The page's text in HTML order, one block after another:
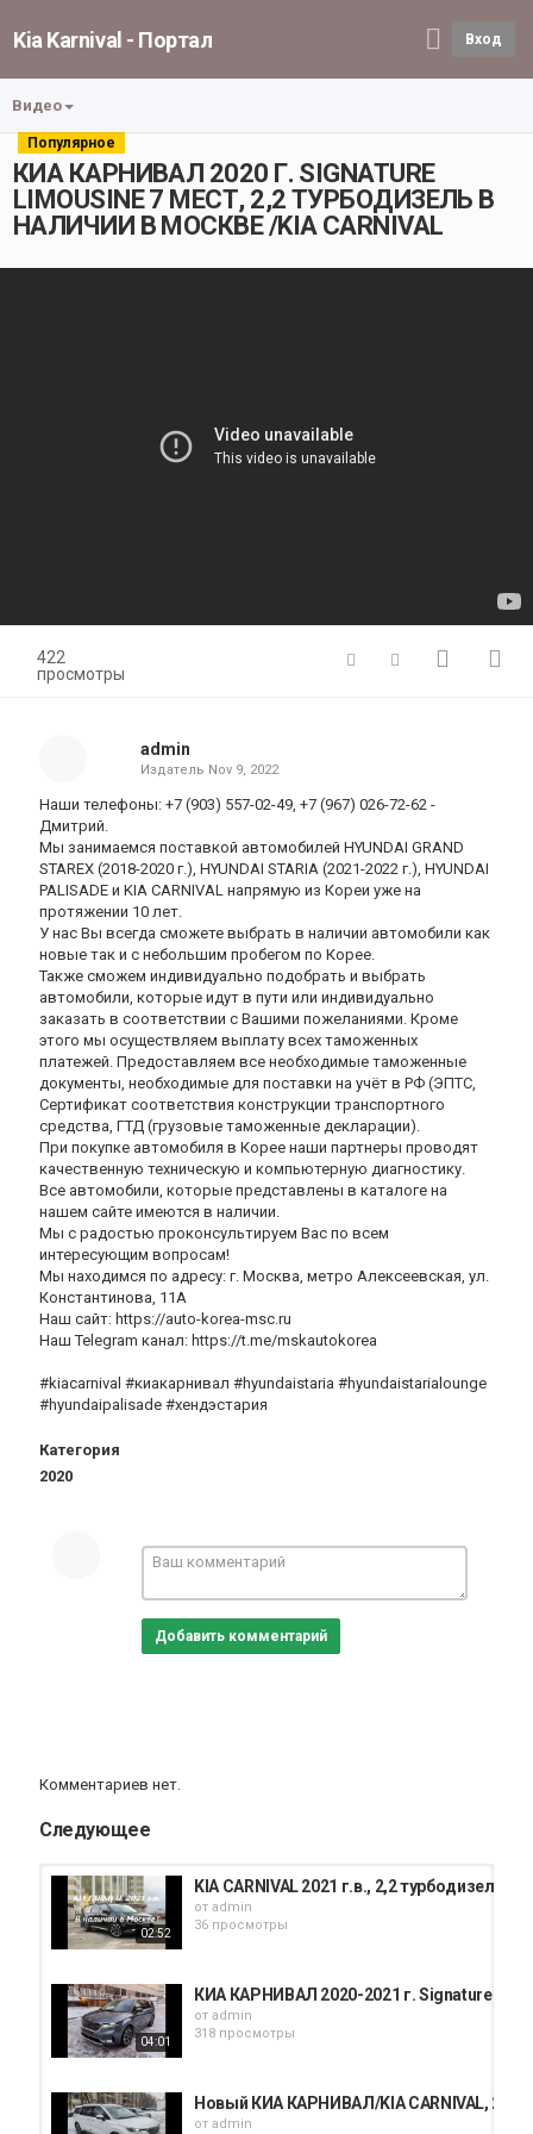
Kia Karnival - Портал Вход
Видео
Популярное
КИА КАРНИВАЛ 2020 Г. SIGNATURE
LIMOUSINE 7 МЕСТ, 2,2 ТУРБОДИЗЕЛЬ В
НАЛИЧИИ В МОСКВЕ /KIA CARNIVAL
422
просмотры
admin
Издатель Nov 9, 2022
Наши телефоны: +7 (903) 557-02-49, +7 (967) 026-72-62 -
Дмитрий.
Мы занимаемся поставкой автомобилей HYUNDAI GRAND
STAREX (2018-2020 г.), HYUNDAI STARIA (2021-2022 г.), HYUNDAI
PALISADE и KIA CARNIVAL напрямую из Кореи уже на
протяжении 10 лет.
У нас Вы всегда сможете выбрать в наличии автомобили как
новые так и с небольшим пробегом по Корее.
Также сможем индивидуально подобрать и выбрать
автомобили, которые идут в пути или индивидуально
заказать в соответствии с Вашими пожеланиями. Кроме
этого мы осуществляем выплату всех таможенных
платежей. Предоставляем все необходимые таможенные
документы, необходимые для поставки на учёт в РФ (ЭПТС,
Сертификат соответствия конструкции транспортного
средства, ГТД (грузовые таможенные декларации).
При покупке автомобиля в Корее наши партнеры проводят
качественную техническую и компьютерную диагностику.
Все автомобили, которые представлены в каталоге на
нашем сайте имеются в наличии.
Мы с радостью проконсультируем Вас по всем
интересующим вопросам!
Мы находимся по адресу: г. Москва, метро Алексеевская, ул.
Константинова, 11А
Наш сайт: https://auto-korea-msc.ru
Наш Telegram канал: https://t.me/mskautokorea
#kiacarnival #киакарнивал #⁠hyundaistaria #hyundaistarialounge
#hyundaipalisade #хендэстария
Категория
2020
Добавить комментарий
Комментариев нет.
Следующее
02:52
KIA CARNIVAL 2021 г.в., 2,2 турбодизель
от admin
36 просмотры
04:01
КИА КАРНИВАЛ 2020-2021 г. Signature
от admin
318 просмотры
Новый КИА КАРНИВАЛ/KIA CARNIVAL, 2,2
от admin